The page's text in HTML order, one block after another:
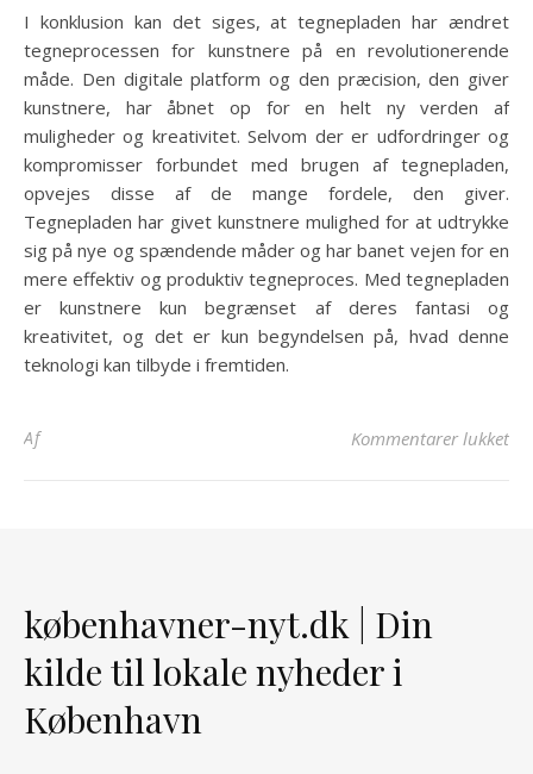
I konklusion kan det siges, at tegnepladen har ændret
tegneprocessen for kunstnere på en revolutionerende
måde. Den digitale platform og den præcision, den giver
kunstnere, har åbnet op for en helt ny verden af
muligheder og kreativitet. Selvom der er udfordringer og
kompromisser forbundet med brugen af tegnepladen,
opvejes disse af de mange fordele, den giver.
Tegnepladen har givet kunstnere mulighed for at udtrykke
sig på nye og spændende måder og har banet vejen for en
mere effektiv og produktiv tegneproces. Med tegnepladen
er kunstnere kun begrænset af deres fantasi og
kreativitet, og det er kun begyndelsen på, hvad denne
teknologi kan tilbyde i fremtiden.
Af Kommentarer lukkettil
københavner-nyt.dk | Din
kilde til lokale nyheder i
København